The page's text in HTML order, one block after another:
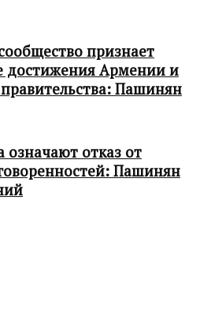
признает
достижения Армении и
Пашинян
означают отказ от
Пашинян